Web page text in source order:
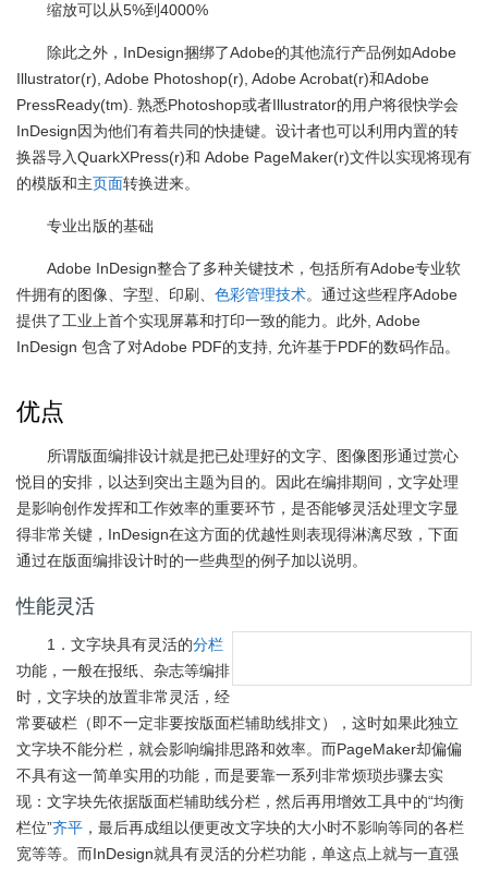
缩放可以从5%到4000%
除此之外，InDesign捆绑了Adobe的其他流行产品例如Adobe
Illustrator(r), Adobe Photoshop(r), Adobe Acrobat(r)和Adobe
PressReady(tm). 熟悉Photoshop或者Illustrator的用户将很快学会
InDesign因为他们有着共同的快捷键。设计者也可以利用内置的转
换器导入QuarkXPress(r)和 Adobe PageMaker(r)文件以实现将现有
的模版和主页面转换进来。
专业出版的基础
Adobe InDesign整合了多种关键技术，包括所有Adobe专业软
件拥有的图像、字型、印刷、 色彩管理技术。通过这些程序Adobe
提供了工业上首个实现屏幕和打印一致的能力。此外, Adobe
InDesign 包含了对Adobe PDF的支持, 允许基于PDF的数码作品。
优点
所谓版面编排设计就是把已处理好的文字、图像图形通过赏心
悦目的安排，以达到突出主题为目的。因此在编排期间，文字处理
是影响创作发挥和工作效率的重要环节，是否能够灵活处理文字显
得非常关键，InDesign在这方面的优越性则表现得淋漓尽致，下面
通过在版面编排设计时的一些典型的例子加以说明。
性能灵活
1．文字块具有灵活的分栏
功能，一般在报纸、杂志等编排
时，文字块的放置非常灵活，经
常要破栏（即不一定非要按版面栏辅助线排文），这时如果此独立
文字块不能分栏，就会影响编排思路和效率。而PageMaker却偏偏
不具有这一简单实用的功能，而是要靠一系列非常烦琐步骤去实
现：文字块先依据版面栏辅助线分栏，然后再用增效工具中的“均衡
栏位”齐平 ，最后再成组以便更改文字块的大小时不影响等同的各栏
宽等等。而InDesign就具有灵活的分栏功能，单这点上就与一直强